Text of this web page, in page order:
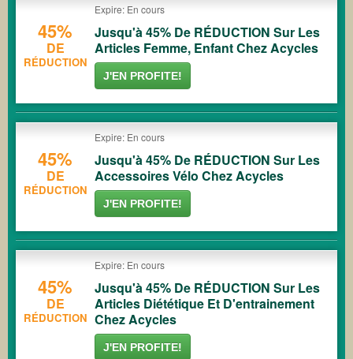
45%
DE
RÉDUCTION
Expire: En cours
Jusqu'à 45% De RÉDUCTION Sur Les
Articles Femme, Enfant Chez Acycles
J'EN PROFITE!
45%
DE
RÉDUCTION
Expire: En cours
Jusqu'à 45% De RÉDUCTION Sur Les
Accessoires Vélo Chez Acycles
J'EN PROFITE!
45%
DE
RÉDUCTION
Expire: En cours
Jusqu'à 45% De RÉDUCTION Sur Les
Articles Diététique Et D'entrainement
Chez Acycles
J'EN PROFITE!